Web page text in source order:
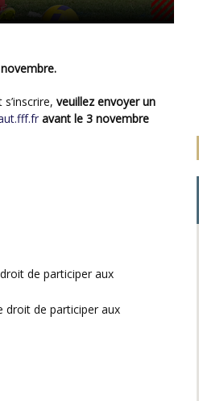
veuillez envoyer un
avant le 3 novembre
de participer aux
droit de participer aux